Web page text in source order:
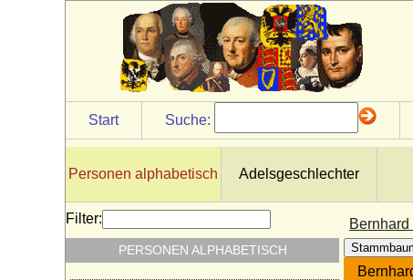
Start Suche:
Personen alphabetisch Adelsgeschlechter
Filter:
PERSONEN ALPHABETISCH
* vor 1366; + nach 1417
Bernhard V. zur Lippe
* um 1290; + vor 1365
Bernhard VI. von Anhalt-Bernburg
+ 02.02.1468
Bernhard VI. zur Lippe
* 1360; + 12.06.1418
Dessau)
* 17.03.1540; + 01.03.1570
Bernhard VII. zur Lippe
* 1429; + 02.04.1511